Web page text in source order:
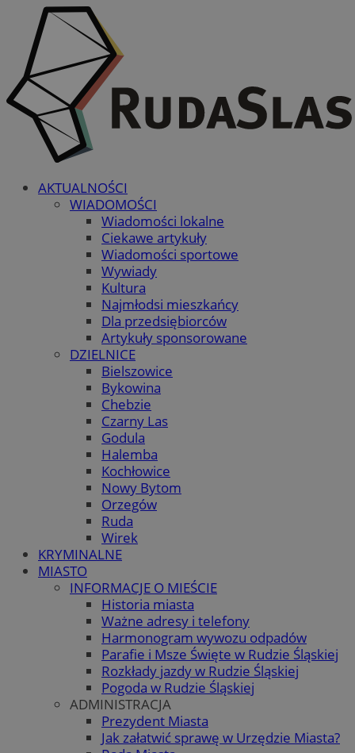
AKTUALNOŚCI
WIADOMOŚCI
Wiadomości lokalne
Ciekawe artykuły
Wiadomości sportowe
Wywiady
Kultura
Najmłodsi mieszkańcy
Dla przedsiębiorców
Artykuły sponsorowane
DZIELNICE
Bielszowice
Bykowina
Chebzie
Czarny Las
Godula
Halemba
Kochłowice
Nowy Bytom
Orzegów
Ruda
Wirek
KRYMINALNE
MIASTO
INFORMACJE O MIEŚCIE
Historia miasta
Ważne adresy i telefony
Harmonogram wywozu odpadów
Parafie i Msze Święte w Rudzie Śląskiej
Rozkłady jazdy w Rudzie Śląskiej
Pogoda w Rudzie Śląskiej
ADMINISTRACJA
Prezydent Miasta
Jak załatwić sprawę w Urzędzie Miasta?